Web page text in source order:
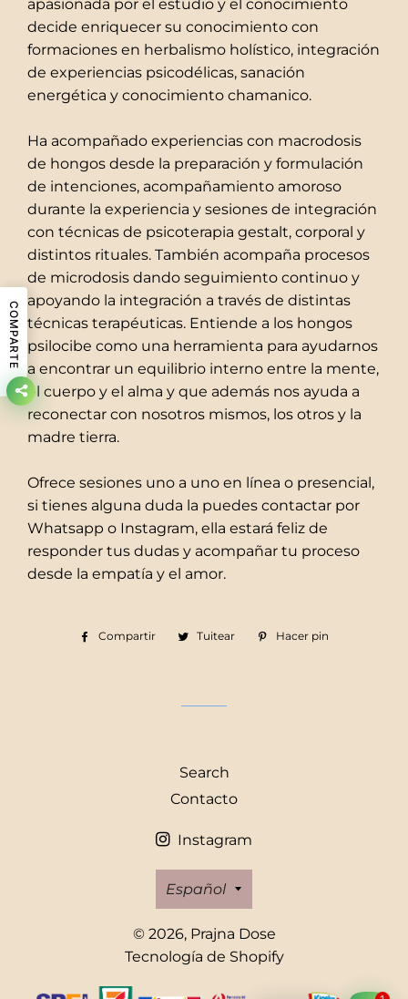
apasionada por el estudio y el conocimiento
decide enriquecer su conocimiento con
formaciones en herbalismo holístico, integración
de experiencias psicodélicas, sanación
energética y conocimiento chamanico.
Ha acompañado experiencias con macrodosis
de hongos desde la preparación y formulación
de intenciones, acompañamiento amoroso
durante la experiencia y sesiones de integración
con técnicas de psicoterapia gestalt, corporal y
distintos rituales. También acompaña procesos
de microdosis dando seguimiento continuo y
apoyando la integración a través de distintas
técnicas terapéuticas. Entiende a los hongos
psilocibe como una herramienta para ayudarnos
a encontrar un equilibrio interno entre la mente,
el cuerpo y el alma y que además nos ayuda a
reconectar con nosotros mismos, los otros y la
madre tierra.
Ofrece sesiones uno a uno en línea o presencial,
si tienes alguna duda la puedes contactar por
Whatsapp o Instagram, ella estará feliz de
responder tus dudas y acompañar tu proceso
desde la empatía y el amor.
Compartir
Compartir
Tuitear
TuitearHacer pin
Search
Contacto
Instagram
Idioma
Español
© 2026, Prajna Dose
Tecnología de Shopify
COMPARTE